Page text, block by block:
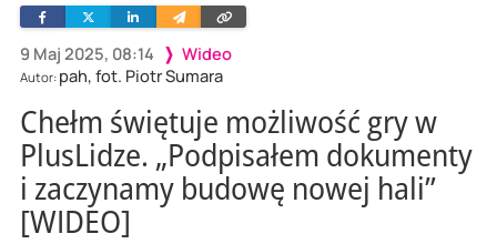
9 Maj 2025, 08:14 Wideo
Autor: pah, fot. Piotr Sumara
FacebookTwitterLinkedinWyślij
e-
Skopiuj
link
Chełm świętuje możliwość gry w
PlusLidze. „Podpisałem dokumenty
i zaczynamy budowę nowej hali”
[WIDEO]